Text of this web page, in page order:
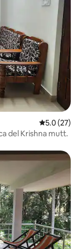
Calificación
5.0 (27)
del Krishna mutt.